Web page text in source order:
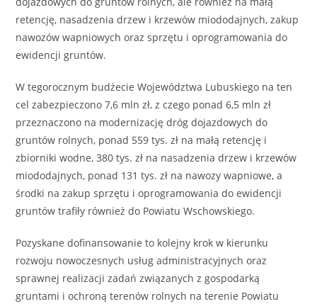
retencję, nasadzenia drzew i krzewów miododajnych, zakup
nawozów wapniowych oraz sprzętu i oprogramowania do
ewidencji gruntów.
W tegorocznym budżecie Województwa Lubuskiego na ten
cel zabezpieczono 7,6 mln zł, z czego ponad 6,5 mln zł
przeznaczono na modernizację dróg dojazdowych do
gruntów rolnych, ponad 559 tys. zł na małą retencję i
zbiorniki wodne, 380 tys. zł na nasadzenia drzew i krzewów
miododajnych, ponad 131 tys. zł na nawozy wapniowe, a
środki na zakup sprzętu i oprogramowania do ewidencji
gruntów trafiły również do Powiatu Wschowskiego.
Pozyskane dofinansowanie to kolejny krok w kierunku
rozwoju nowoczesnych usług administracyjnych oraz
sprawnej realizacji zadań związanych z gospodarką
gruntami i ochroną terenów rolnych na terenie Powiatu